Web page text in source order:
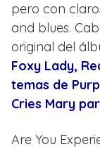
pero con
and blues.
original del
Foxy Lady,
temas de
Cries Mary
Are You